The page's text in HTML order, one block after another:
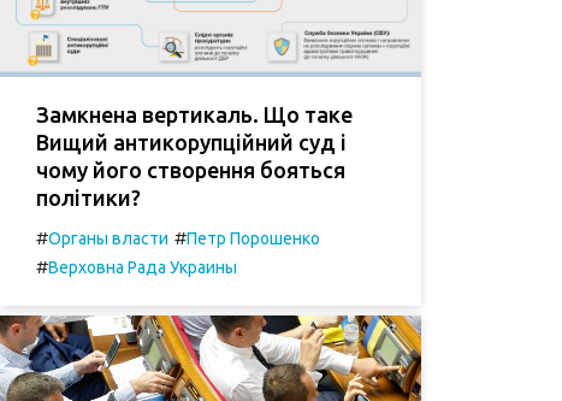
Замкнена вертикаль. Що таке
Вищий антикорупційний суд і
чому його створення бояться
політики?
#Органы власти #Петр Порошенко
#Верховна Рада Украины